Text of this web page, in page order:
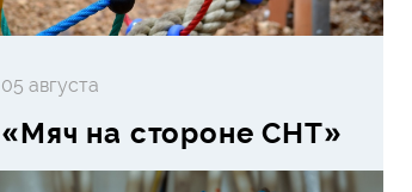
05 августа
«Мяч на стороне СНТ»